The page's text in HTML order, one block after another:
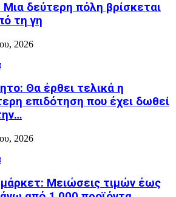
Mια δεύτερη πόλη βρίσκεται
τη γη
2026
Θα έρθει τελικά η
επιδότηση που έχει δωθεί
2026
Μειώσεις τιμών έως